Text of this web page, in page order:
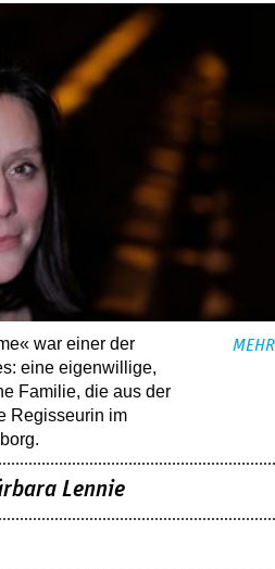
war einer der
eine eigenwillige,
­Familie, die aus der
Regisseurin im
MEHR
Lennie